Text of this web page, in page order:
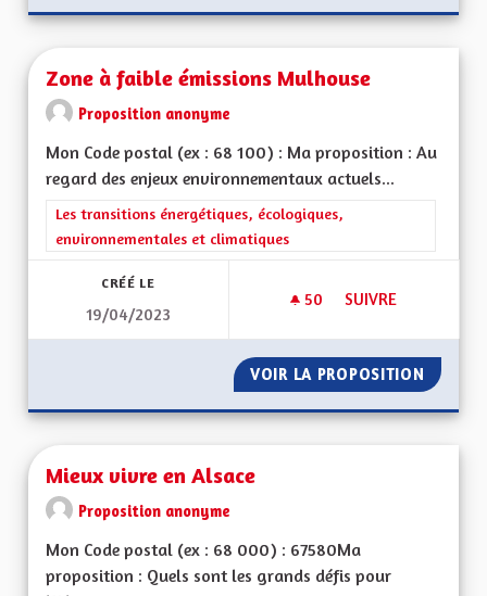
Zone à faible émissions Mulhouse
Proposition anonyme
Mon Code postal (ex : 68 100) : Ma proposition : Au
regard des enjeux environnementaux actuels...
Filtrer les résultats de la catégorie : Les transitions
Les transitions énergétiques, écologiques,
environnementales et climatiques
CRÉÉ LE
19/04/2023
50 50 ABONNÉS
SUIVRE
VOIR LA PROPOSITION ZONE
Mieux vivre en Alsace
Proposition anonyme
Mon Code postal (ex : 68 000) : 67580Ma
proposition : Quels sont les grands défis pour